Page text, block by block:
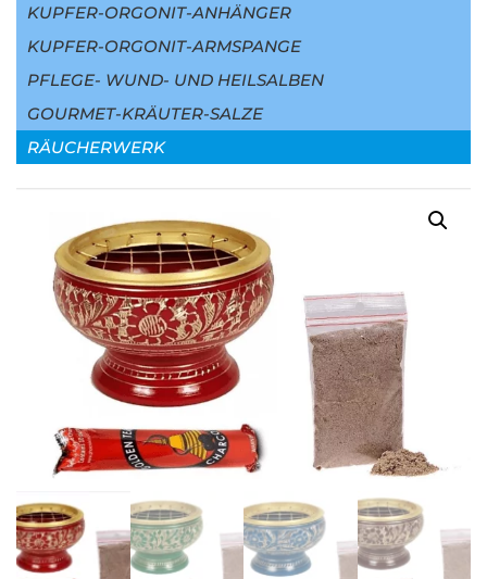
KUPFER-ORGONIT-ANHÄNGER
KUPFER-ORGONIT-ARMSPANGE
PFLEGE- WUND- UND HEILSALBEN
GOURMET-KRÄUTER-SALZE
RÄUCHERWERK